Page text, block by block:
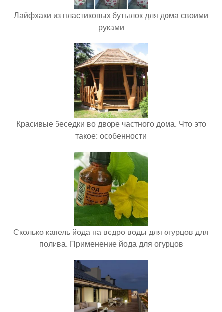
Лайфхаки из пластиковых бутылок для дома своими
руками
Красивые беседки во дворе частного дома. Что это
такое: особенности
Сколько капель йода на ведро воды для огурцов для
полива. Применение йода для огурцов